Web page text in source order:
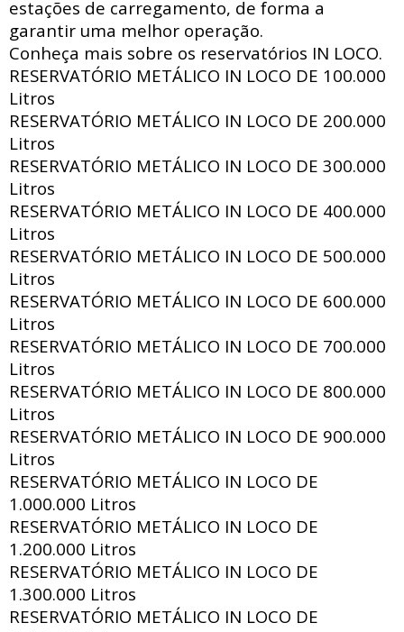
estações de carregamento, de forma a
garantir uma melhor operação.
Conheça mais sobre os reservatórios IN LOCO.
RESERVATÓRIO METÁLICO IN LOCO DE 100.000
Litros
RESERVATÓRIO METÁLICO IN LOCO DE 200.000
Litros
RESERVATÓRIO METÁLICO IN LOCO DE 300.000
Litros
RESERVATÓRIO METÁLICO IN LOCO DE 400.000
Litros
RESERVATÓRIO METÁLICO IN LOCO DE 500.000
Litros
RESERVATÓRIO METÁLICO IN LOCO DE 600.000
Litros
RESERVATÓRIO METÁLICO IN LOCO DE 700.000
Litros
RESERVATÓRIO METÁLICO IN LOCO DE 800.000
Litros
RESERVATÓRIO METÁLICO IN LOCO DE 900.000
Litros
RESERVATÓRIO METÁLICO IN LOCO DE
1.000.000 Litros
RESERVATÓRIO METÁLICO IN LOCO DE
1.200.000 Litros
RESERVATÓRIO METÁLICO IN LOCO DE
1.300.000 Litros
RESERVATÓRIO METÁLICO IN LOCO DE